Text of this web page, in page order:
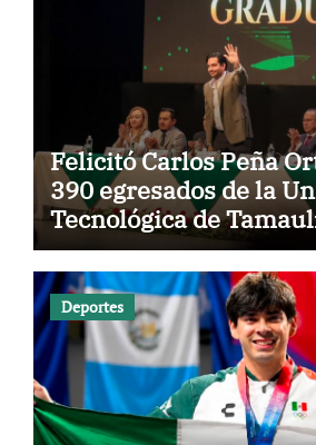
Felicitó Carlos Peña
390 egresados de la
Tecnológica de
Deportes